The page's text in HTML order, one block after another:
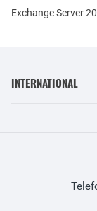
Exchange Server
INTERNATIONAL